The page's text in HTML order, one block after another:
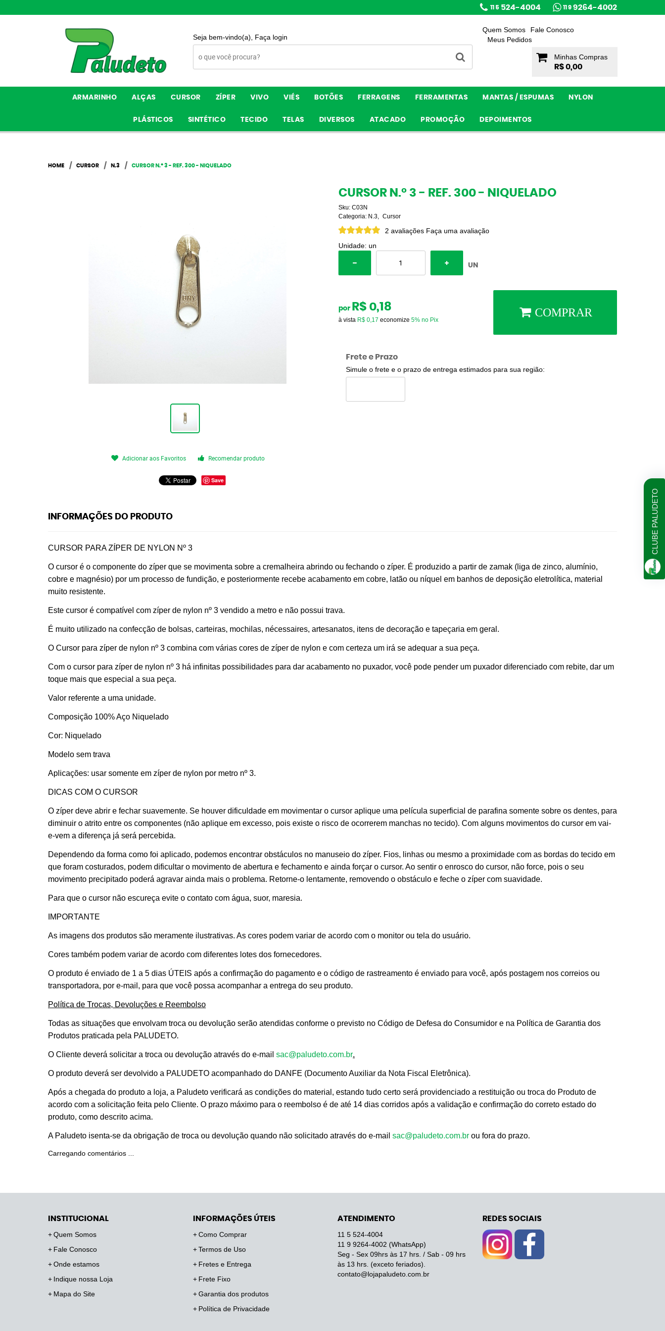
11 5 524-4004 11 9 9264-4002
Seja bem-vindo(a), Faça login
Quem Somos
Fale Conosco
Meus Pedidos
Minhas Compras
R$ 0,00
ARMARINHO ALÇAS CURSOR ZÍPER VIVO VIÉS BOTÕES FERRAGENS FERRAMENTAS MANTAS / ESPUMAS NYLON
PLÁSTICOS SINTÉTICO TECIDO TELAS DIVERSOS ATACADO PROMOÇÃO DEPOIMENTOS
HOME CURSOR N.3 CURSOR N.º 3 - REF. 300 - NIQUELADO
Adicionar aos Favoritos Recomendar produto
Save
CURSOR N.º 3 - REF. 300 - NIQUELADO
Sku: C03N
Categoria: N.3 Cursor
2 avaliações Faça uma avaliação
Unidade: un
UN
por R$ 0,18
à vista R$ 0,17 economize 5% no Pix
COMPRAR
Frete e Prazo
Simule o frete e o prazo de entrega estimados para sua região:
INFORMAÇÕES DO PRODUTO
CURSOR PARA ZÍPER DE NYLON Nº 3
O cursor é o componente do zíper que se movimenta sobre a cremalheira abrindo ou fechando o zíper. É produzido a partir de zamak (liga de zinco, alumínio,
cobre e magnésio) por um processo de fundição, e posteriormente recebe acabamento em cobre, latão ou níquel em banhos de deposição eletrolítica, material
muito resistente.
Este cursor é compatível com zíper de nylon nº 3 vendido a metro e não possui trava.
É muito utilizado na confecção de bolsas, carteiras, mochilas, nécessaires, artesanatos, itens de decoração e tapeçaria em geral.
O Cursor para zíper de nylon nº 3 combina com várias cores de zíper de nylon e com certeza um irá se adequar a sua peça.
Com o cursor para zíper de nylon nº 3 há infinitas possibilidades para dar acabamento no puxador, você pode pender um puxador diferenciado com rebite, dar um
toque mais que especial a sua peça.
Valor referente a uma unidade.
Composição 100% Aço Niquelado
Cor: Niquelado
Modelo sem trava
Aplicações: usar somente em zíper de nylon por metro nº 3.
DICAS COM O CURSOR
O zíper deve abrir e fechar suavemente. Se houver dificuldade em movimentar o cursor aplique uma película superficial de parafina somente sobre os dentes, para
diminuir o atrito entre os componentes (não aplique em excesso, pois existe o risco de ocorrerem manchas no tecido). Com alguns movimentos do cursor em vai-
e-vem a diferença já será percebida.
Dependendo da forma como foi aplicado, podemos encontrar obstáculos no manuseio do zíper. Fios, linhas ou mesmo a proximidade com as bordas do tecido em
que foram costurados, podem dificultar o movimento de abertura e fechamento e ainda forçar o cursor. Ao sentir o enrosco do cursor, não force, pois o seu
movimento precipitado poderá agravar ainda mais o problema. Retorne-o lentamente, removendo o obstáculo e feche o zíper com suavidade.
Para que o cursor não escureça evite o contato com água, suor, maresia.
IMPORTANTE
As imagens dos produtos são meramente ilustrativas. As cores podem variar de acordo com o monitor ou tela do usuário.
Cores também podem variar de acordo com diferentes lotes dos fornecedores.
O produto é enviado de 1 a 5 dias ÚTEIS após a confirmação do pagamento e o código de rastreamento é enviado para você, após postagem nos correios ou
transportadora, por e-mail, para que você possa acompanhar a entrega do seu produto.
Política de Trocas, Devoluções e Reembolso
Todas as situações que envolvam troca ou devolução serão atendidas conforme o previsto no Código de Defesa do Consumidor e na Política de Garantia dos
Produtos praticada pela PALUDETO.
O Cliente deverá solicitar a troca ou devolução através do e-mail sac@paludeto.com.br.
O produto deverá ser devolvido a PALUDETO acompanhado do DANFE (Documento Auxiliar da Nota Fiscal Eletrônica).
Após a chegada do produto a loja, a Paludeto verificará as condições do material, estando tudo certo será providenciado a restituição ou troca do Produto de
acordo com a solicitação feita pelo Cliente. O prazo máximo para o reembolso é de até 14 dias corridos após a validação e confirmação do correto estado do
produto, como descrito acima.
A Paludeto isenta-se da obrigação de troca ou devolução quando não solicitado através do e-mail sac@paludeto.com.br ou fora do prazo.
Carregando comentários ...
INSTITUCIONAL
Quem Somos
Fale Conosco
Onde estamos
Indique nossa Loja
Mapa do Site
INFORMAÇÕES ÚTEIS
Como Comprar
Termos de Uso
Fretes e Entrega
Frete Fixo
Garantia dos produtos
Política de Privacidade
ATENDIMENTO
11 5 524-4004
11 9 9264-4002 (WhatsApp)
Seg - Sex 09hrs às 17 hrs. / Sab - 09 hrs
às 13 hrs. (exceto feriados).
contato@lojapaludeto.com.br
REDES SOCIAIS
CLUBE PALUDETO